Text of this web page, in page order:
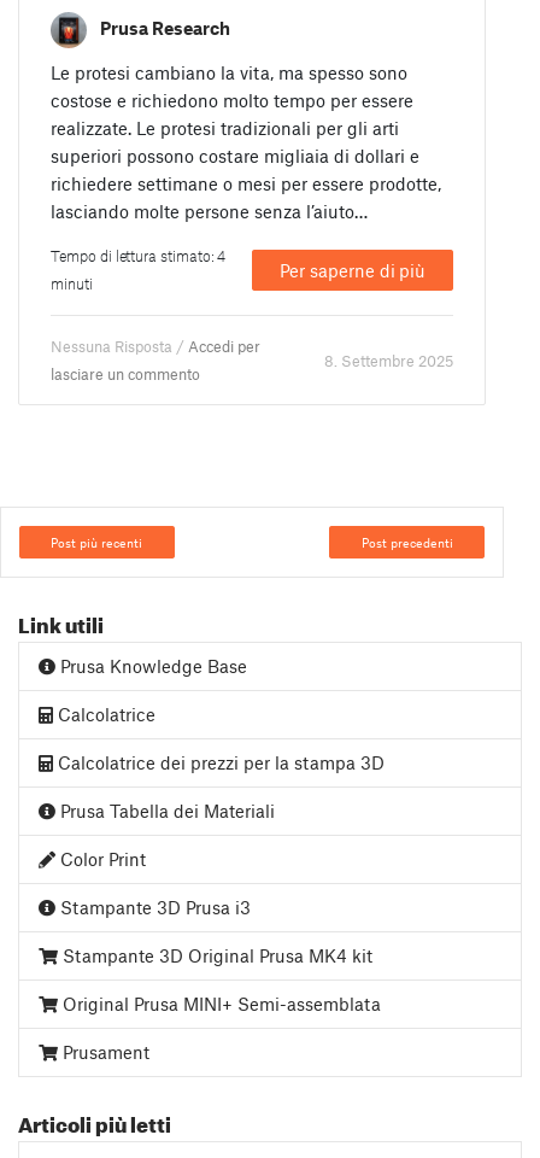
Prusa Research
Le protesi cambiano la vita, ma spesso sono
costose e richiedono molto tempo per essere
realizzate. Le protesi tradizionali per gli arti
superiori possono costare migliaia di dollari e
richiedere settimane o mesi per essere prodotte,
lasciando molte persone senza l’aiuto…
Tempo di lettura stimato: 4
minuti
Per saperne di più
Nessuna Risposta / Accedi per
lasciare un commento
8. Settembre 2025
Post più recenti Post precedenti
Link utili
Prusa Knowledge Base
Calcolatrice
Calcolatrice dei prezzi per la stampa 3D
Prusa Tabella dei Materiali
Color Print
Stampante 3D Prusa i3
Stampante 3D Original Prusa MK4 kit
Original Prusa MINI+ Semi-assemblata
Prusament
Articoli più letti